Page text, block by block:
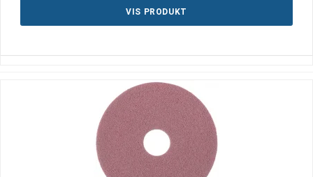
VIS PRODUKT